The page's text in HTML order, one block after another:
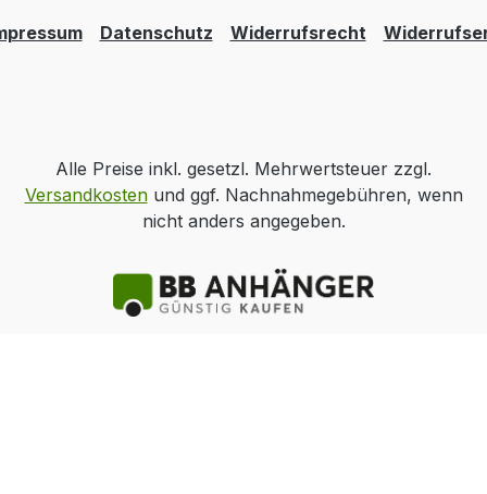
Datenschutz Widerrufsrecht
Alle Preise inkl. gesetzl. Mehrwertsteuer zzgl.
Versandkostenund ggf. Nachnahmegebühren, wenn
nicht anders angegeben.